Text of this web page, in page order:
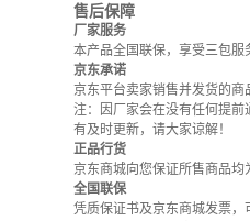
售后保障
厂家服务
本产品全国联保，享受三包服
京东承诺
京东平台卖家销售并发货的商
注：因厂家会在没有任何提
有及时更新，请大家谅解！
正品行货
京东商城向您保证所售商品均
全国联保
凭质保证书及京东商城发票